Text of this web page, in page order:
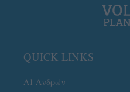
QUICK LINKS
Α1 Ανδρών